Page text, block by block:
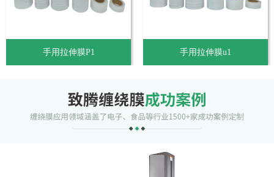
手用拉伸膜P1 手用拉伸膜u1